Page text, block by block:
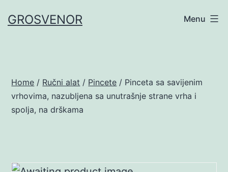
toGROSVENOR Menu
Home / Ručni alat / Pincete / Pinceta sa savijenim
vrhovima, nazubljena sa unutrašnje strane vrha i
spolja, na drškama